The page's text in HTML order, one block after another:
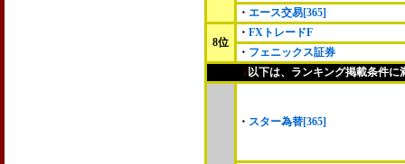
・ エース交易[365]
8位
・ FXトレードF
・ フェニックス証券
↓以下は、ランキング掲載条件
・ スター為替[365]